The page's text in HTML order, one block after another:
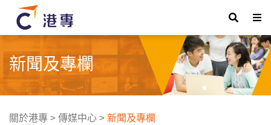
新聞及專欄
關於港專>傳媒中心>新聞及專欄